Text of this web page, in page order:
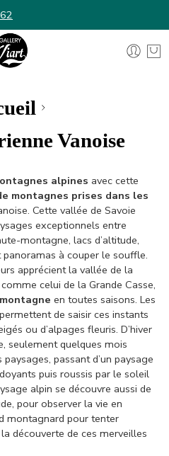
Vanoise
alpines avec cette
montagnes prises dans les
Cette vallée de Savoie
exceptionnels entre
montagne, lacs d’altitude,
à couper le souffle.
apprécient la vallée de la
celui de la Grande Casse,
en toutes saisons. Les
de saisir ces instants
ou d’alpages fleuris. D’hiver
seulement quelques mois
passant d’un paysage
puis roussis par le soleil
alpin se découvre aussi de
pour observer la vie en
montagnard pour tenter
découverte de ces merveilles